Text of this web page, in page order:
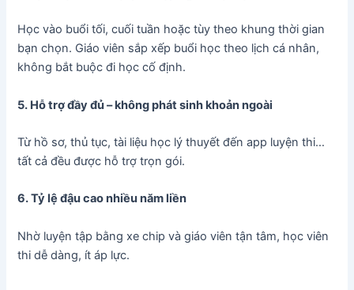
Học vào buổi tối, cuối tuần hoặc tùy theo khung thời gian
bạn chọn. Giáo viên sắp xếp buổi học theo lịch cá nhân,
không bắt buộc đi học cố định.
5. Hỗ trợ đầy đủ – không phát sinh khoản ngoài
Từ hồ sơ, thủ tục, tài liệu học lý thuyết đến app luyện thi…
tất cả đều được hỗ trợ trọn gói.
6. Tỷ lệ đậu cao nhiều năm liền
Nhờ luyện tập bằng xe chip và giáo viên tận tâm, học viên
thi dễ dàng, ít áp lực.